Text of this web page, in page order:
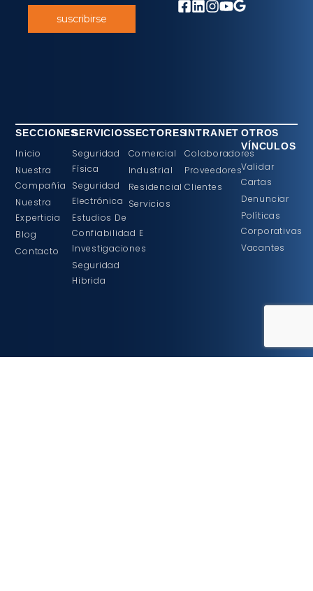
suscribirse
SECCIONES
Inicio
Nuestra
Compañía
Nuestra
Experticia
Blog
Contacto
SERVICIOS
Seguridad
Física
Seguridad
Electrónica
Estudios De
Confiabilidad E
Investigaciones
Seguridad
Hibrida
SECTORES
Comercial
Industrial
Residencial
Servicios
INTRANET
Colaboradores
Proveedores
Clientes
OTROS
VÍNCULOS
Validar
Cartas
Denunciar
Políticas
Corporativas
Vacantes